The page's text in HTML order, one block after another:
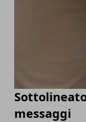
messaggi